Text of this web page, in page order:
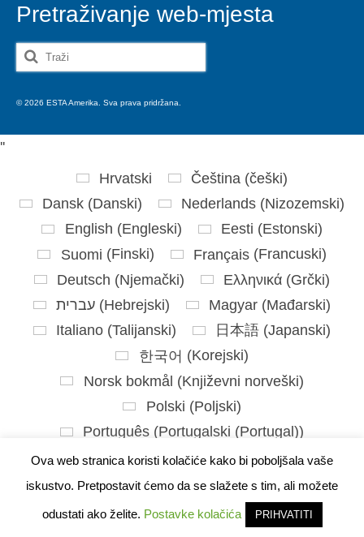
Pretraživanje web-mjesta
Search
for:
© 2026 ESTA Amerika. Sva prava pridržana.
Ova web stranica koristi kolačiće kako bi poboljšala vaše
iskustvo. Pretpostavit ćemo da se slažete s tim, ali možete
odustati ako želite. Postavke kolačića PRIHVATITI
''
Hrvatski
Čeština (češki)
Dansk (Danski) Nederlands (Nizozemski)
English (Engleski) Eesti (Estonski)
Suomi (Finski) Français(Francuski)
Deutsch (Njemački) Ελληνικά (Grčki)
עברית (Hebrejski) Magyar (Mađarski)
Italiano (Talijanski) 日本語 (Japanski)
한국어 (Korejski)
Norsk bokmål (Književni norveški)
Polski (Poljski)
Português (Portugalski (Portugal))
Slovenčina(Slovački)
Slovenščina(Slovenski)
Español(španjolski) Svenska(švedski